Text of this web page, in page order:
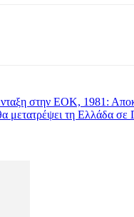
στην ΕΟΚ, 1981:
τη Ελλάδα σε